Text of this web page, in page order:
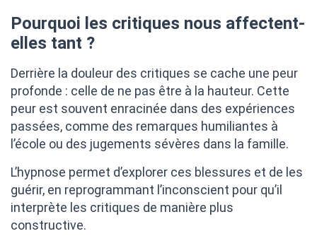
Pourquoi les critiques nous affectent-
elles tant ?
Derrière la douleur des critiques se cache une peur
profonde : celle de ne pas être à la hauteur. Cette
peur est souvent enracinée dans des expériences
passées, comme des remarques humiliantes à
l’école ou des jugements sévères dans la famille.
L’hypnose permet d’explorer ces blessures et de les
guérir, en reprogrammant l’inconscient pour qu’il
interprète les critiques de manière plus
constructive.